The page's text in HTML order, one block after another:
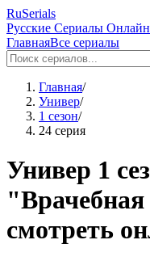
RuSerials
Русские Сериалы Онлайн
ГлавнаяВсе сериалы
Главная/
Универ/
1 сезон/
24 серия
Универ 1
смотреть